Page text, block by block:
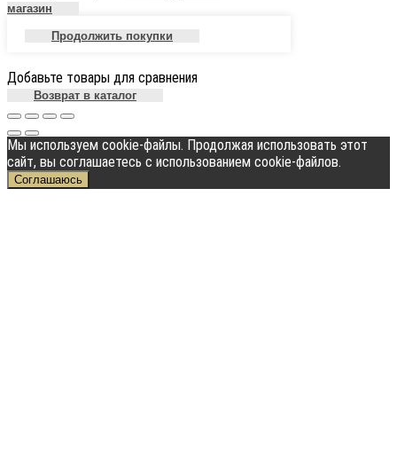
магазин
Продолжить покупки
Добавьте товары для сравнения
Возврат в каталог
Мы используем cookie-файлы. Продолжая использовать этот
сайт, вы соглашаетесь с использованием cookie-файлов.
Соглашаюсь